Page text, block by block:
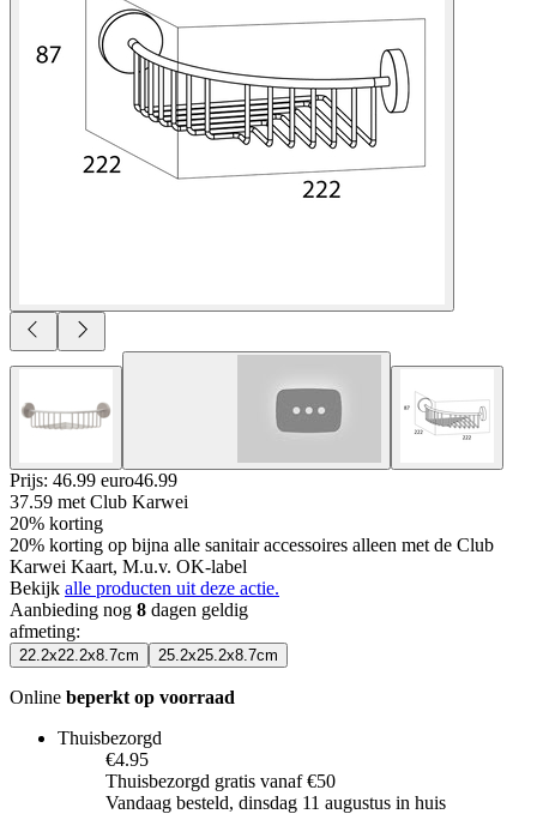
Prijs: 46.99 euro46.99
37.59 met Club Karwei
20% korting
20% korting op bijna alle sanitair accessoires alleen met de Club
Karwei Kaart, M.u.v. OK-label
Bekijk alle producten uit deze actie.
Aanbieding nog 8 dagen geldig
afmeting:
22.2x22.2x8.7cm 25.2x25.2x8.7cm
Online beperkt op voorraad
Thuisbezorgd
€4.95
Thuisbezorgd gratis vanaf €50
Vandaag besteld, dinsdag 11 augustus in huis